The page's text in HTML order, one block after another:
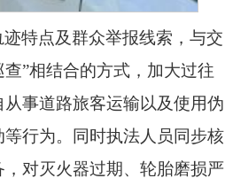
特点及群众举报线索，与交
”相结合的方式，加大过往
从事道路旅客运输以及使用伪
等行为。同时执法人员同步核
，对灭火器过期、轮胎磨损严